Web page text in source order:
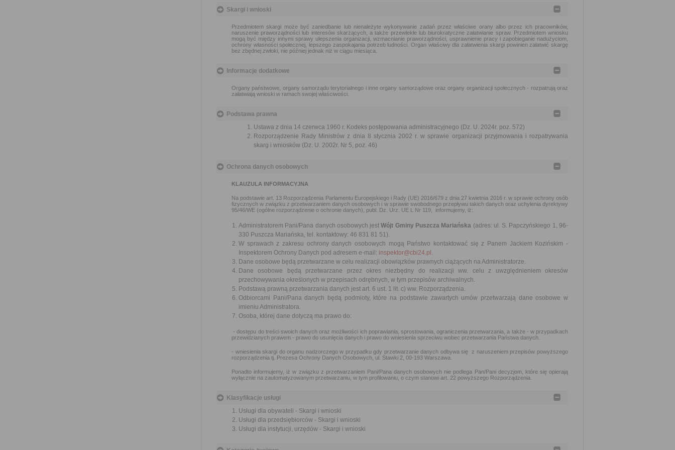
Skargi i wnioski
Przedmiotem skargi może być zaniedbanie lub nienależyte wykonywanie zadań przez właściwe orany albo przez ich pracowników,
naruszenie praworządności lub interesów skarżących, a także przewlekłe lub biurokratyczne załatwianie spraw. Przedmiotem wniosku
mogą być między innymi sprawy ulepszenia organizacji, wzmacnianie praworządności, usprawnienie pracy i zapobieganie nadużyciom,
ochrony własności społecznej, lepszego zaspokajania potrzeb ludności. Organ właściwy dla załatwienia skargi powinien załatwić skargę
bez zbędnej zwłoki, nie później jednak niż w ciągu miesiąca.
Informacje dodatkowe
Organy państwowe, organy samorządu terytorialnego i inne organy samorządowe oraz organy organizacji społecznych - rozpatrują oraz
załatwiają wnioski w ramach swojej właściwości.
Podstawa prawna
Ustawa z dnia 14 czerwca 1960 r. Kodeks postępowania administracyjnego (Dz. U. 2024r. poz. 572)
Rozporządzenie Rady Ministrów z dnia 8 stycznia 2002 r. w sprawie organizacji przyjmowania i rozpatrywania
skarg i wniosków (Dz. U. 2002r. Nr 5, poz. 46)
Ochrona danych osobowych
KLAUZULA INFORMACYJNA
Na podstawie art. 13 Rozporządzenia Parlamentu Europejskiego i Rady (UE) 2016/679 z dnia 27 kwietnia 2016 r. w sprawie ochrony osób
fizycznych w związku z przetwarzaniem danych osobowych i w sprawie swobodnego przepływu takich danych oraz uchylenia dyrektywy
95/46/WE (ogólne rozporządzenie o ochronie danych), publ. Dz. Urz. UE L Nr 119, informujemy, iż:
Administratorem Pani/Pana danych osobowych jestWójt Gminy Puszcza Mariańska (adres: ul. S. Papczyńskiego 1, 96-
330 Puszcza Mariańska, tel. kontaktowy: 46 831 81 51).
W sprawach z zakresu ochrony danych osobowych mogą Państwo kontaktować się z Panem Jackiem Kozińskim -
Inspektorem Ochrony Danych pod adresem e-mail: inspektor@cbi24.pl .
Dane osobowe będą przetwarzane w celu realizacji obowiązków prawnych ciążących na Administratorze.
Dane osobowe będą przetwarzane przez okres niezbędny do realizacji ww. celu z uwzględnieniem okresów
przechowywania określonych w przepisach odrębnych, w tym przepisów archiwalnych.
Podstawą prawną przetwarzania danych jest art. 6 ust. 1 lit. c) ww. Rozporządzenia.
Odbiorcami Pani/Pana danych będą podmioty, które na podstawie zawartych umów przetwarzają dane osobowe w
imieniu Administratora.
Osoba, której dane dotyczą ma prawo do:
- dostępu do treści swoich danych oraz możliwości ich poprawiania, sprostowania, ograniczenia przetwarzania, a także - w przypadkach
przewidzianych prawem - prawo do usunięcia danych i prawo do wniesienia sprzeciwu wobec przetwarzania Państwa danych.
- wniesienia skargi do organu nadzorczego w przypadku gdy przetwarzanie danych odbywa się z naruszeniem przepisów powyższego
rozporządzenia tj. Prezesa Ochrony Danych Osobowych, ul. Stawki 2, 00-193 Warszawa.
Ponadto informujemy, iż w związku z przetwarzaniem Pani/Pana danych osobowych nie podlega Pan/Pani decyzjom, które się opierają
wyłącznie na zautomatyzowanym przetwarzaniu, w tym profilowaniu, o czym stanowi art. 22 powyższego Rozporządzenia.
Klasyfikacje usługi
Usługi dla obywateli - Skargi i wnioski
Usługi dla przedsiębiorców - Skargi i wnioski
Usługi dla instytucji, urzędów - Skargi i wnioski